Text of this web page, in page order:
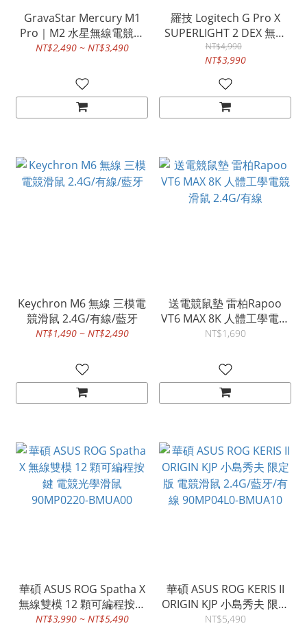
GravaStar Mercury M1
Pro｜M2 水星無線電競滑
鼠
NT$2,490 ~ NT$3,490
羅技 Logitech G Pro X
SUPERLIGHT 2 DEX 無線
人體工學電競滑鼠 有
線/2.4G 910-007360
NT$4,990
NT$3,990
Keychron M6 無線 三模電
競滑鼠 2.4G/有線/藍牙
NT$1,490 ~ NT$2,490
送電競鼠墊 雷柏Rapoo
VT6 MAX 8K 人體工學電競
滑鼠 2.4G/有線
NT$1,690
華碩 ASUS ROG Spatha X
無線雙模 12 顆可編程按鍵
電競光學滑鼠 90MP0220-
NT$3,990 ~ NT$5,490
華碩 ASUS ROG KERIS II
ORIGIN KJP 小島秀夫 限定
版 電競滑鼠 2.4G/藍牙/有NT$5,490